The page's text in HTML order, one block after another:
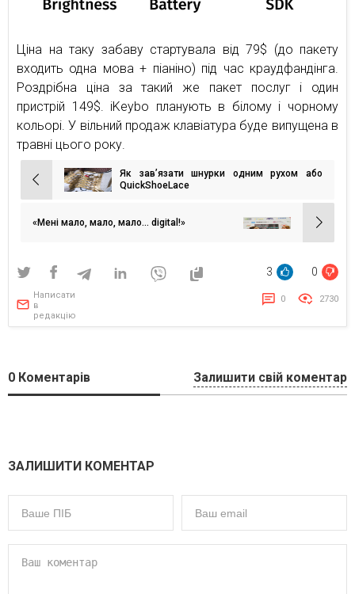
Ціна на таку забаву стартувала від 79$ (до пакету
входить одна мова + піаніно) під час краудфандінга.
Роздрібна ціна за такий же пакет послуг і один
пристрій 149$. iKeybo планують в білому і чорному
кольорі. У вільний продаж клавіатура буде випущена в
травні цього року.
Навігація
записів
Як зав’язати шнурки одним рухом або
QuickShoeLace
«Мені мало, мало, мало… digital!»
3 0
Написати
в
редакцію
0 2730
0 Коментарів Залишити свій коментар
ЗАЛИШИТИ КОМЕНТАР